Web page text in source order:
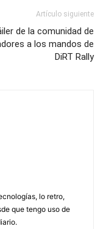
Artículo siguiente
de la comunidad de
a los mandos de
DiRT Rally
lo retro,
que tengo uso de